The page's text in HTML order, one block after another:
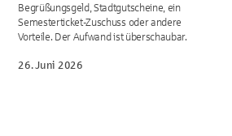
Begrüßungsgeld, Stadtgutscheine, ein
Semesterticket-Zuschuss oder andere
Vorteile. Der Aufwand ist überschaubar.
26. Juni 2026